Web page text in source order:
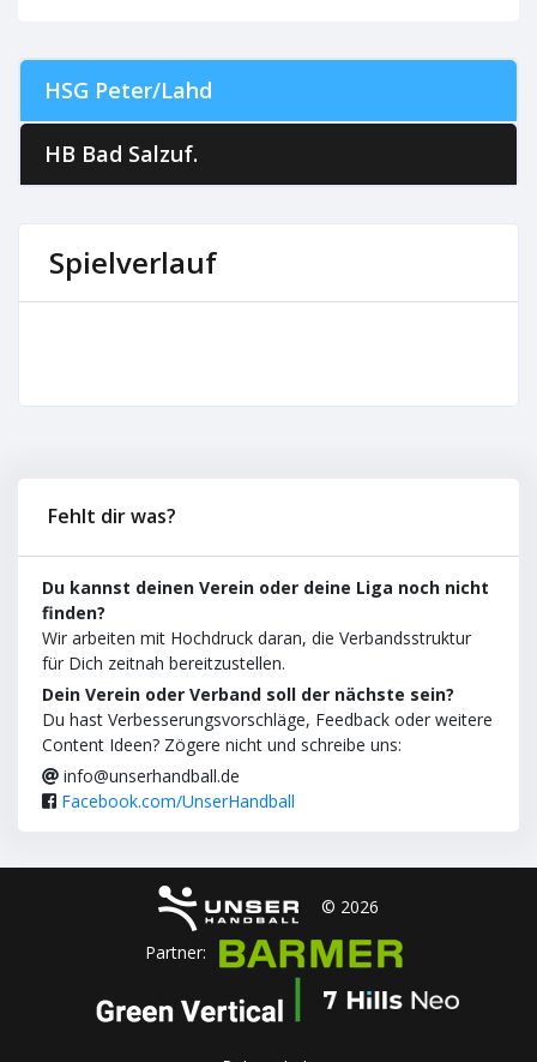
HSG Peter/Lahd
HB Bad Salzuf.
Spielverlauf
Fehlt dir was?
Du kannst deinen Verein oder deine Liga noch nicht
finden?
Wir arbeiten mit Hochdruck daran, die Verbandsstruktur
für Dich zeitnah bereitzustellen.
Dein Verein oder Verband soll der nächste sein?
Du hast Verbesserungsvorschläge, Feedback oder weitere
Content Ideen? Zögere nicht und schreibe uns:
info@unserhandball.de
Facebook.com/UnserHandball
© 2026
Partner: